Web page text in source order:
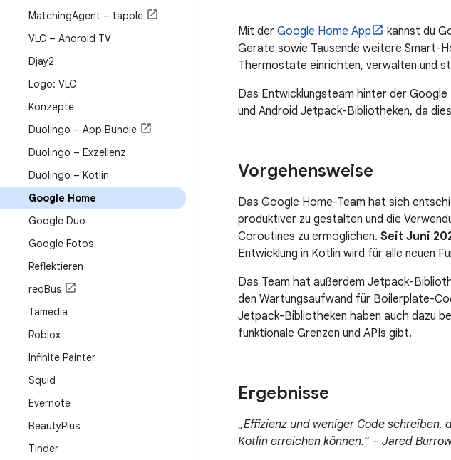
MatchingAgent – tapple
VLC – Android TV
Djay2
Logo: VLC
Konzepte
Duolingo – App Bundle
Duolingo – Exzellenz
Duolingo – Kotlin
Google Home
Google Duo
Google Fotos
Reflektieren
redBus
Tamedia
Roblox
Infinite Painter
Squid
Evernote
BeautyPlus
Tinder
Mit der Google Home App
kannst du
Geräte sowie Tausende weitere Smart-
Thermostate einrichten, verwalten und
Das Entwicklungsteam hinter der
und Android Jetpack-Bibliotheken, da
Vorgehensweise
Das Google Home-Team hat sich
produktiver zu gestalten und die
Coroutines zu ermöglichen. Seit Juni
Entwicklung in Kotlin wird für alle neuen
Das Team hat außerdem Jetpack-
den Wartungsaufwand für Boilerplate-
Jetpack-Bibliotheken haben auch dazu
funktionale Grenzen und APIs gibt.
Ergebnisse
„Effizienz und weniger Code schreiben,
Kotlin erreichen können.“ – Jared